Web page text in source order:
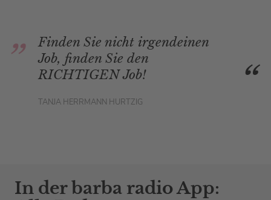
Finden Sie nicht irgendeinen
Job, finden Sie den
RICHTIGEN Job!
TANJA HERRMANN HURTZIG
In der barba radio App: